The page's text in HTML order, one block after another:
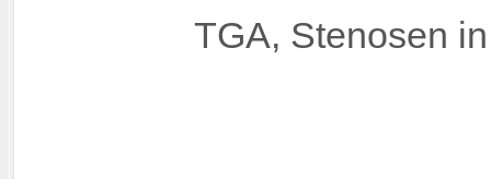
TGA, Stenosen